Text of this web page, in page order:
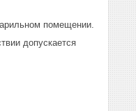
помещении.
допускается